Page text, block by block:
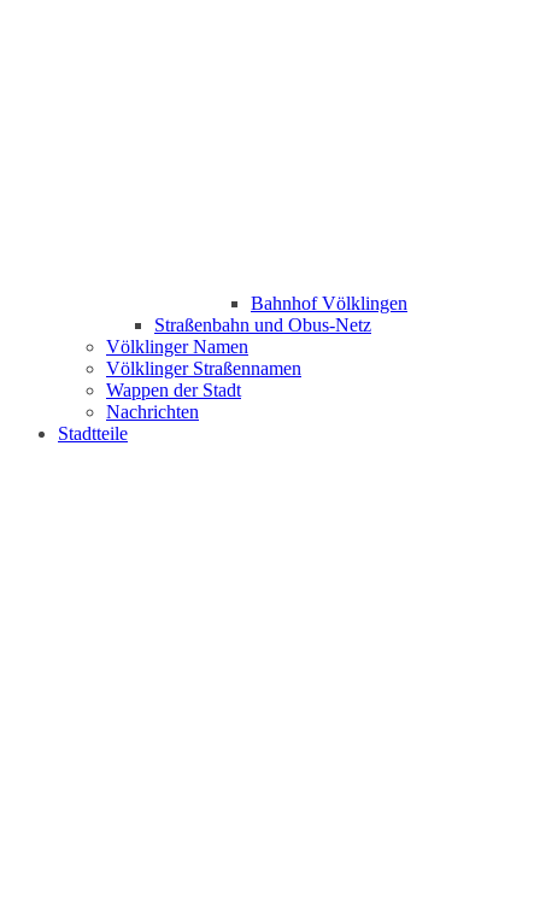
Bahnhof Völklingen
Straßenbahn und Obus-Netz
Völklinger Namen
Völklinger Straßennamen
Wappen der Stadt
Nachrichten
Stadtteile